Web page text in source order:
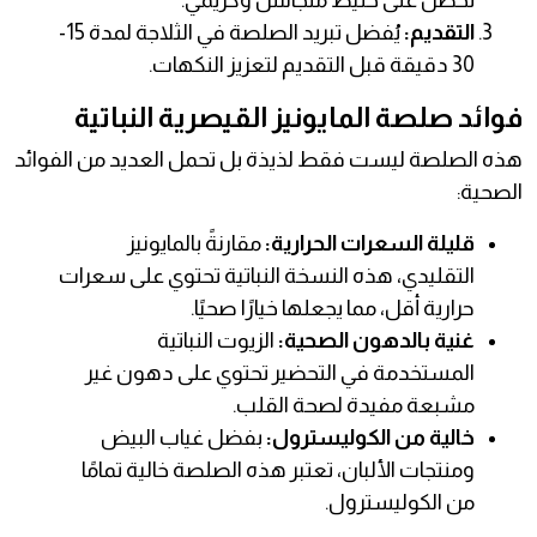
التقديم:
يُفضل تبريد الصلصة في الثلاجة لمدة 15-
30 دقيقة قبل التقديم لتعزيز النكهات.
فوائد صلصة المايونيز القيصرية النباتية
هذه الصلصة ليست فقط لذيذة بل تحمل العديد من الفوائد
الصحية:
قليلة السعرات الحرارية: مقارنةً بالمايونيز
التقليدي، هذه النسخة النباتية تحتوي على سعرات
حرارية أقل، مما يجعلها خيارًا صحيًا.
غنية بالدهون الصحية: الزيوت النباتية
المستخدمة في التحضير تحتوي على دهون غير
مشبعة مفيدة لصحة القلب.
خالية من الكوليسترول: بفضل غياب البيض
ومنتجات الألبان، تعتبر هذه الصلصة خالية تمامًا
من الكوليسترول.